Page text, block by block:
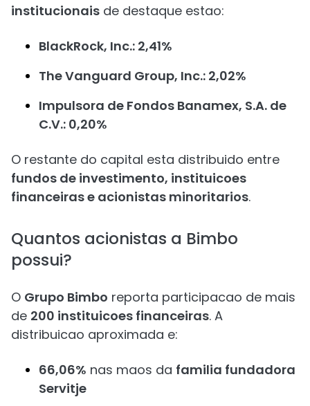
institucionais de destaque estao:
BlackRock, Inc.: 2,41%
The Vanguard Group, Inc.: 2,02%
Impulsora de Fondos Banamex, S.A. de
C.V.: 0,20%
O restante do capital esta distribuido entre
fundos de investimento, instituicoes
financeiras e acionistas minoritarios.
Quantos acionistas a Bimbo
possui?
O Grupo Bimbo reporta participacao de mais
de 200 instituicoes financeiras. A
distribuicao aproximada e:
66,06% nas maos da familia fundadora
Servitje